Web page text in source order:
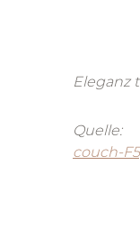
Eleganz
couch-